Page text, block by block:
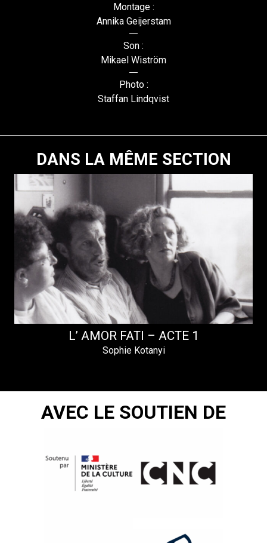
Montage :
Annika Geijerstam
Son :
Mikael Wiström
Photo :
Staffan Lindqvist
DANS LA MÊME SECTION
L’ AMOR FATI – ACTE 1
Sophie Kotanyi
AVEC LE SOUTIEN DE